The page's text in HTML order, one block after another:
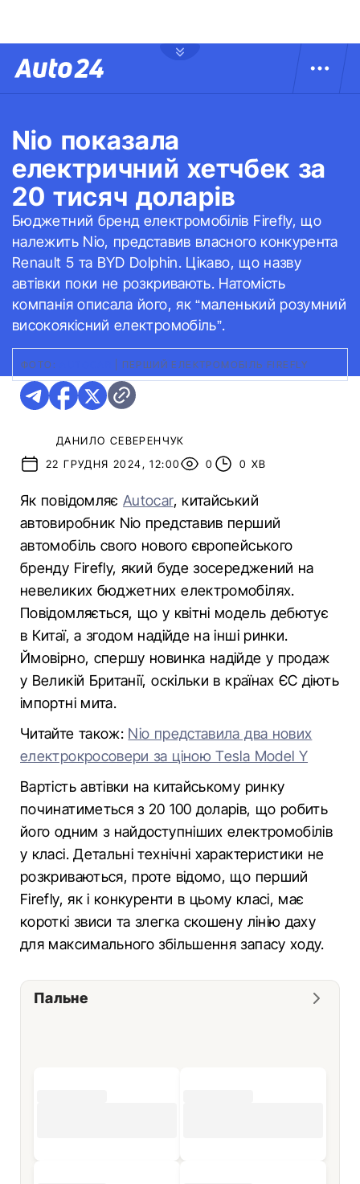
Nio показала
електричний хетчбек за
20 тисяч доларів
Бюджетний бренд електромобілів Firefly, що
належить Nio, представив власного конкурента
Renault 5 та BYD Dolphin. Цікаво, що назву
автівки поки не розкривають. Натомість
компанія описала його, як “маленький розумний
високоякісний електромобіль”.
ФОТО: ПЕРШИЙ ЕЛЕКТРОМОБІЛЬ FIREFLY
ДАНИЛО СЕВЕРЕНЧУК
22 ГРУДНЯ 2024, 12:00
0 0 ХВ
Як повідомляєAutocar, китайський
автовиробник Nio представив перший
автомобіль свого нового європейського
бренду Firefly, який буде зосереджений на
невеликих бюджетних електромобілях.
Повідомляється, що у квітні модель дебютує
в Китаї, а згодом надійде на інші ринки.
Ймовірно, спершу новинка надійде у продаж
у Великій Британії, оскільки в країнах ЄС діють
імпортні мита.
Читайте також: Nio представила два нових
електрокросовери за ціною Tesla Model Y
Вартість автівки на китайському ринку
починатиметься з 20 100 доларів, що робить
його одним з найдоступніших електромобілів
у класі. Детальні технічні характеристики не
розкриваються, проте відомо, що перший
Firefly, як і конкуренти в цьому класі, має
короткі звиси та злегка скошену лінію даху
для максимального збільшення запасу ходу.
Пальне